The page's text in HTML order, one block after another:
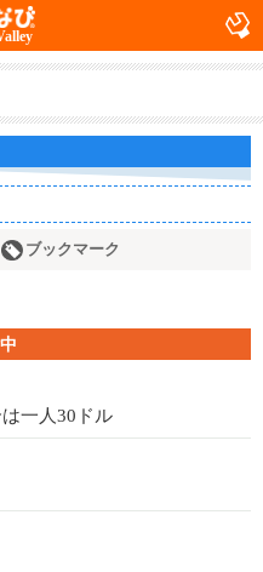
ブックマーク
一人30ドル